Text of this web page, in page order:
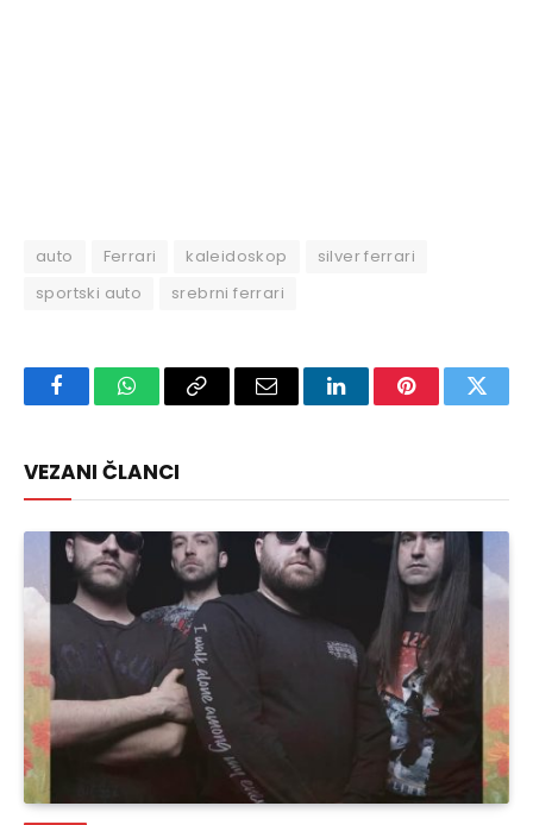
auto Ferrari kaleidoskop
silver ferrari
sportski auto
srebrni ferrari
FacebookWhatsAppCopy
Email LinkedInPinterest
VEZANI ČLANCI